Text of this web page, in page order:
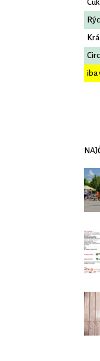
iba